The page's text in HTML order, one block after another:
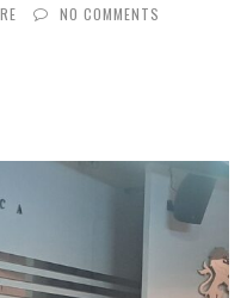
NO COMMENTS